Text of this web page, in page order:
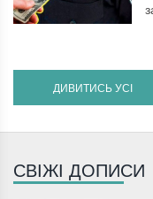
ДИВИТИСЬ УСІ
СВІЖІ ДОПИСИ